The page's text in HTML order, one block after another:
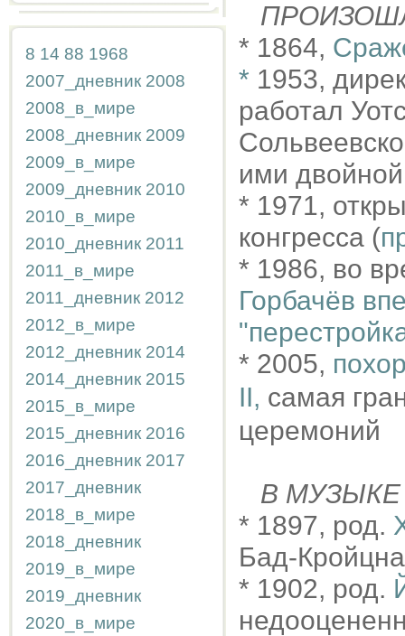
8 14 88 1968
2007_дневник 2008
2008_в_мире
2008_дневник 2009
2009_в_мире
2009_дневник 2010
2010_в_мире
2010_дневник 2011
2011_в_мире
2011_дневник 2012
2012_в_мире
2012_дневник 2014
2014_дневник 2015
2015_в_мире
2015_дневник 2016
2016_дневник 2017
2017_дневник
2018_в_мире
2018_дневник
2019_в_мире
2019_дневник
2020_в_мире
* 1864,
* 1953,
работал
ими
* 1971,
конгресса (
* 1986, во
Горбачёв
* 2005,
II, самая
церемоний
В МУЗЫКЕ
* 1897, род.
Бад-
* 1902, род.